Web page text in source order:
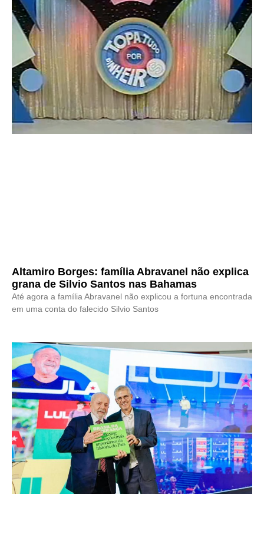
Altamiro Borges: família Abravanel não explica
grana de Silvio Santos nas Bahamas
Até agora a família Abravanel não explicou a fortuna encontrada
em uma conta do falecido Silvio Santos